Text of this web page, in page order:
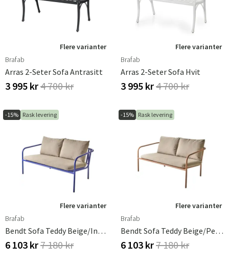
Flere varianter
Brafab
Arras 2-Seter Sofa Antrasitt
3 995 kr4 700 kr
Flere varianter
Brafab
Arras 2-Seter Sofa Hvit
3 995 kr4 700 kr
-15% Rask levering
Flere varianter
Brafab
Bendt Sofa Teddy Beige/Indigo Blue
6 103 kr7 180 kr
-15% Rask levering
Flere varianter
Brafab
Bendt Sofa Teddy Beige/Peach
6 103 kr7 180 kr